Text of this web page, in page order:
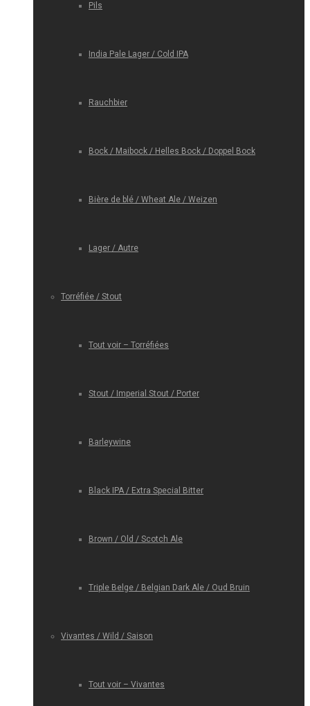
Pils
India Pale Lager / Cold IPA
Rauchbier
Bock / Maibock / Helles Bock / Doppel Bock
Bière de blé / Wheat Ale / Weizen
Lager / Autre
Torréfiée / Stout
Tout voir – Torréfiées
Stout / Imperial Stout / Porter
Barleywine
Black IPA / Extra Special Bitter
Brown / Old / Scotch Ale
Triple Belge / Belgian Dark Ale / Oud Bruin
Vivantes / Wild / Saison
Tout voir – Vivantes